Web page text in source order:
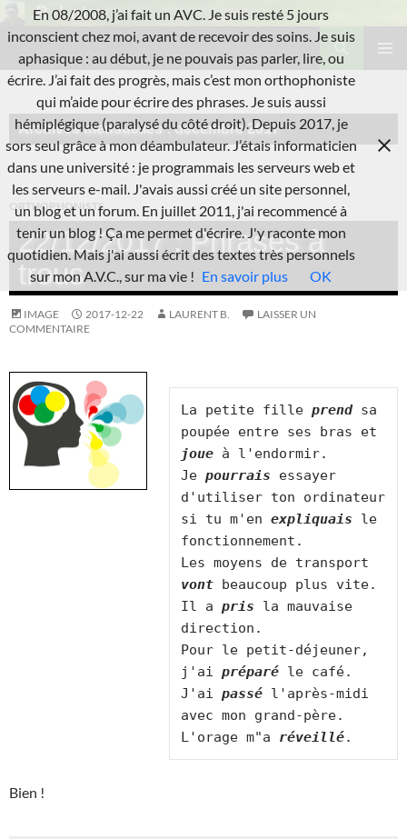
au
contenu
L'A.V.C.
Recherche
Archives mensuelles : décembre 2017
ORTHOPHONISTE
22/12/2017 : Phrases à
trous
IMAGE 2017-12-22 LAURENT B.
LAISSER UN
COMMENTAIRE
La petite fille prend sa
joue à l'endormir.
Je pourrais essayer
d'utiliser ton ordinateur
si tu m'en expliquais le
fonctionnement.
vont beaucoup plus vite.
Il a pris la mauvaise
direction.
Pour le petit-déjeuner,
j'ai préparé le café.
J'ai passé l'après-midi
avec mon grand-père.
L'orage m"a réveillé
Bien !
En 08/2008, j’ai fait un AVC. Je suis resté 5 jours
inconscient chez moi, avant de recevoir des soins. Je suis
aphasique : au début, je ne pouvais pas parler, lire, ou
écrire. J’ai fait des progrès, mais c’est mon orthophoniste
qui m’aide pour écrire des phrases. Je suis aussi
hémiplégique (paralysé du côté droit). Depuis 2017, je
sors seul grâce à mon déambulateur. J’étais informaticien
dans une université : je programmais les serveurs web et
les serveurs e-mail. J'avais aussi créé un site personnel,
un blog et un forum. En juillet 2011, j'ai recommencé à
tenir un blog ! Ça me permet d'écrire. J'y raconte mon
quotidien. Mais j'ai aussi écrit des textes très personnels
sur mon A.V.C., sur ma vie ! En savoir plus OK